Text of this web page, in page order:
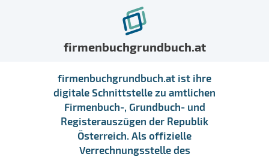
firmenbuchgrundbuch.at
firmenbuchgrundbuch.at ist ihre
digitale Schnittstelle zu amtlichen
Firmenbuch-, Grundbuch- und
Registerauszügen der Republik
Österreich. Als offizielle
Verrechnungsstelle des